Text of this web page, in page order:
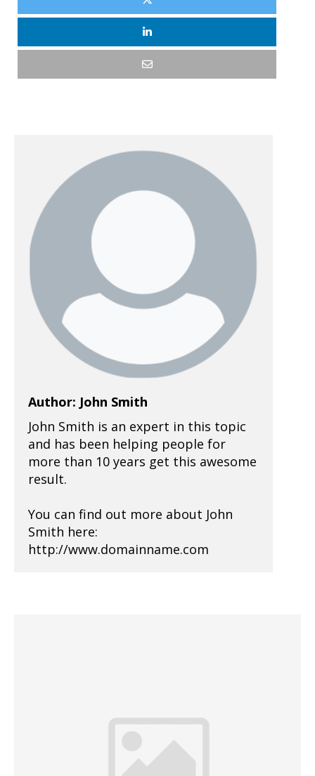
Author: John Smith
John Smith is an expert in this topic
and has been helping people for
more than 10 years get this awesome
result.
You can find out more about John
Smith here:
http://www.domainname.com